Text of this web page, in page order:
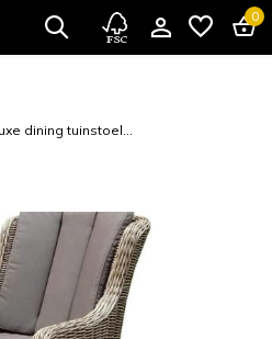
0
dining tuinstoel...